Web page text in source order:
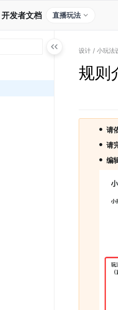
开发者文档 直播玩法
设计 / 小玩法
规则
• 请
• 请
• 编